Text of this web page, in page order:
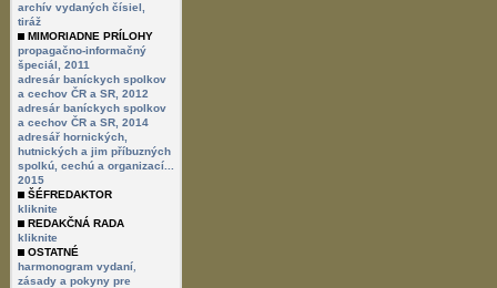
archív vydaných čísiel,
tiráž
MIMORIADNE PRÍLOHY
propagačno-informačný
špeciál, 2011
adresár baníckych spolkov
a cechov ČR a SR, 2012
adresár baníckych spolkov
a cechov ČR a SR, 2014
adresář hornických,
hutnických a jim příbuzných
spolkú, cechú a organizací...
2015
ŠÉFREDAKTOR
kliknite
REDAKČNÁ RADA
kliknite
OSTATNÉ
harmonogram vydaní
zásady a pokyny pre